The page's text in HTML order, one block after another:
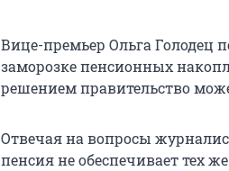
Вице-премьер Ольга Голодец
заморозке пенсионных
решением правительство
Отвечая на вопросы
пенсия не обеспечивает тех